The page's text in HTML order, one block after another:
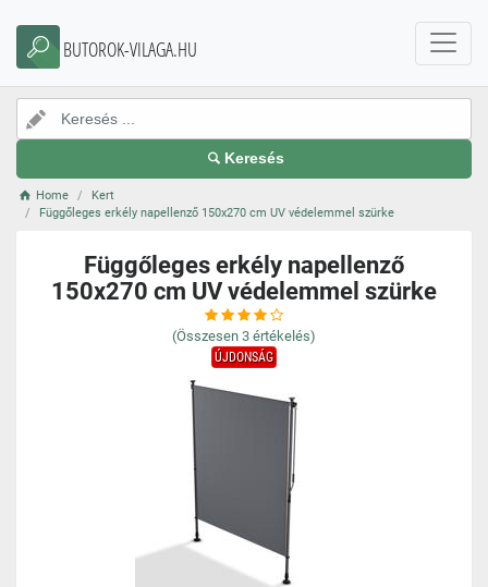
BUTOROK-VILAGA.HU
Keresés
Home
Kert
Függőleges erkély napellenző 150x270 cm UV védelemmel szürke
Függőleges erkély napellenző
150x270 cm UV védelemmel szürke
(Összesen 3 értékelés)
ÚJDONSÁG